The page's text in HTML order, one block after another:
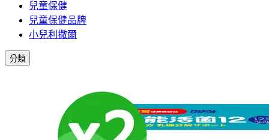
兒童保健
兒童保健品牌
小兒利撒爾
分類